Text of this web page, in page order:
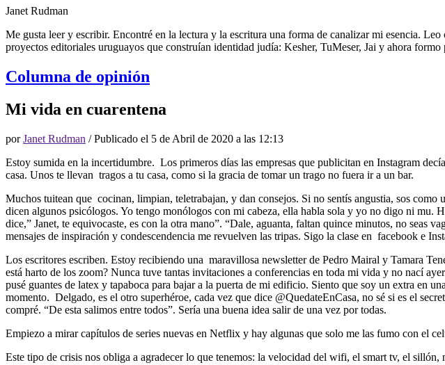
Janet Rudman
Me gusta leer y escribir. Encontré en la lectura y la escritura una forma de canalizar mi esencia.
proyectos editoriales uruguayos que construían identidad judía: Kesher, TuMeser, Jai y ahora formo
Columna de opinión
Mi vida en cuarentena
porJanet Rudman / Publicado el 5 de Abril de 2020 a las 12:13
Estoy sumida en la incertidumbre. Los primeros días las empresas que publicitan en Instagram
casa. Unos te llevan tragos a tu casa, como si la gracia de tomar un trago no fuera ir a un bar.
Muchos tuitean que cocinan, limpian, teletrabajan, y dan consejos. Si no sentís angustia, sos
dicen algunos psicólogos. Yo tengo monólogos con mi cabeza, ella habla sola y yo no digo ni mu.
dice,” Janet, te equivocaste, es con la otra mano”. “Dale, aguanta, faltan quince minutos, no seas
mensajes de inspiración y condescendencia me revuelven las tripas. Sigo la clase en facebook e
Los escritores escriben. Estoy recibiendo una maravillosa newsletter de Pedro Mairal y Tamara
está harto de los zoom? Nunca tuve tantas invitaciones a conferencias en toda mi vida y no nací
pusé guantes de latex y tapaboca para bajar a la puerta de mi edificio. Siento que soy un extra en
momento. Delgado, es el otro superhéroe, cada vez que dice @QuedateEnCasa, no sé si es el
compré. “De esta salimos entre todos”. Sería una buena idea salir de una vez por todas.
Empiezo a mirar capítulos de series nuevas en Netflix y hay algunas que solo me las fumo con el
Este tipo de crisis nos obliga a agradecer lo que tenemos: la velocidad del wifi, el smart tv, el